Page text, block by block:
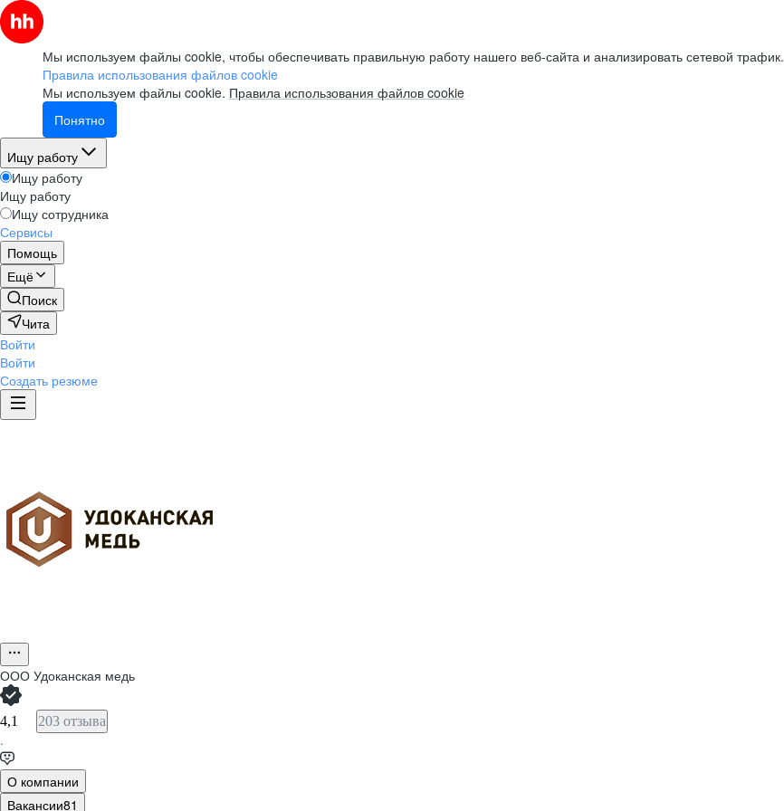
Мы используем файлы cookie, чтобы обеспечивать правильную работу нашего веб-сайта и анализировать сетевой трафик.
Правила использования файлов cookie
Мы используем файлы cookie. Правила использования файлов cookie
Понятно
Ищу работу
Ищу работу
Ищу работу
Ищу сотрудника
Сервисы
Помощь
Ещё
Поиск
Чита
Войти
Войти
Создать резюме
ООО Удоканская медь
4,1 203 отзыва
·
О компании
Вакансии81